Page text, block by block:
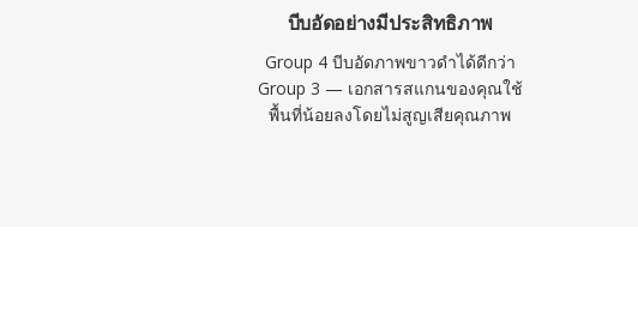
บีบอัดอย่างมีประสิทธิภาพ
Group 4 บีบอัดภาพขาวดำได้ดีกว่า
Group 3 — เอกสารสแกนของคุณใช้
พื้นที่น้อยลงโดยไม่สูญเสียคุณภาพ